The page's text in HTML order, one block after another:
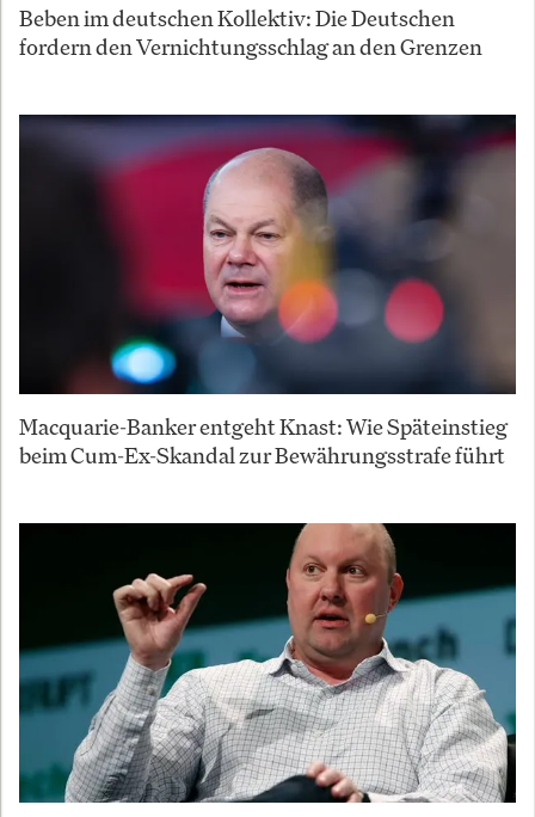
Beben im deutschen Kollektiv: Die Deutschen
fordern den Vernichtungsschlag an den Grenzen
Macquarie-Banker entgeht Knast: Wie Späteinstieg
beim Cum-Ex-Skandal zur Bewährungsstrafe führt